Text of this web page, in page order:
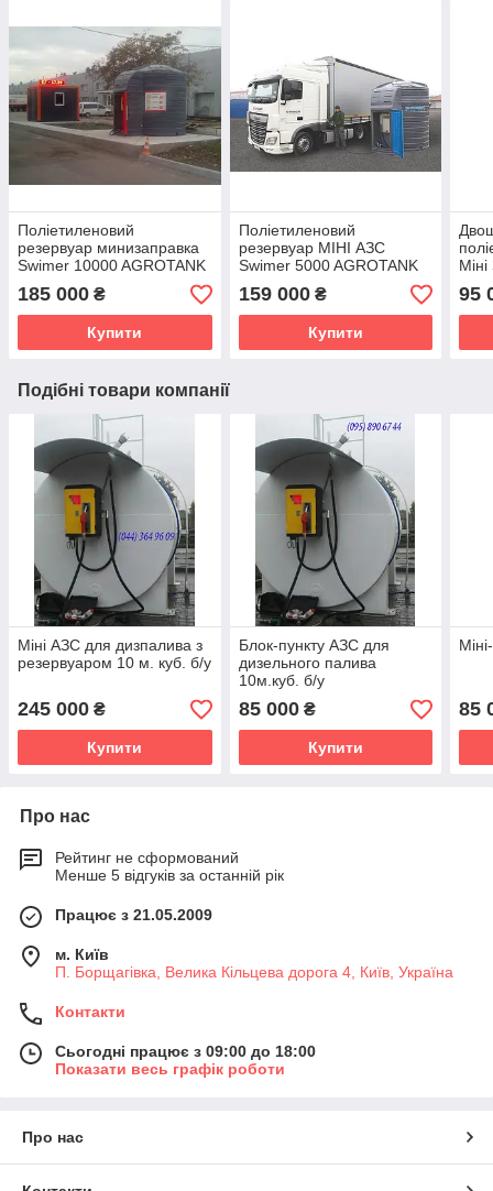
Поліетиленовий
резервуар минизаправка
Swimer 10000 AGROTANK
185 000 ₴
Купити
Поліетиленовий
резервуар МІНІ АЗС
Swimer 5000 AGROTANK
159 000₴
Купити
95
Подібні товари компанії
Міні АЗС для дизпалива з
резервуаром 10 м. куб. б/у
245 000 ₴
Купити
Блок-пункту АЗС для
дизельного палива
10м.куб. б/у
85 000₴
Купити
85
Про нас
Рейтинг не сформований
Менше 5 відгуків за останній рік
Працює з 21.05.2009
м. Київ
П. Борщагівка, Велика Кільцева дорога 4, Київ, Україна
Контакти
Сьогодні працює з 09:00 до 18:00
Показати весь графік роботи
Про нас